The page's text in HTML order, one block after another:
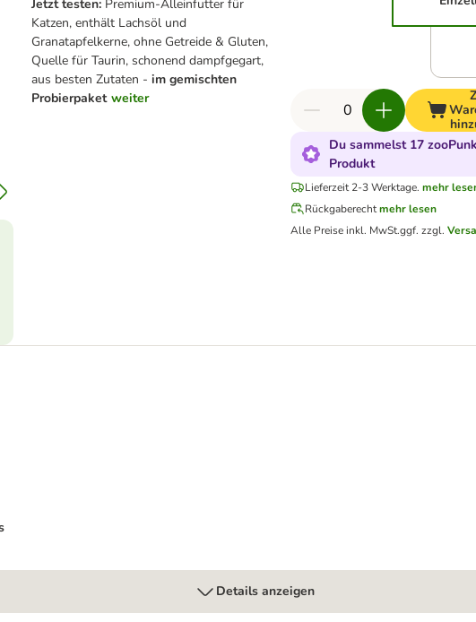
Jetzt testen: Premium-Alleinfutter für
Katzen, enthält Lachsöl und
Granatapfelkerne, ohne Getreide & Gluten,
Quelle für Taurin, schonend dampfgegart,
aus besten Zutaten - im gemischten
Probierpaket weiter
Du sammelst 17
Produkt
Lieferzeit 2-3 Werktage. mehr
Rückgaberechtmehr lesen
Alle Preise inkl. MwSt.ggf. zzgl.
Snacks
Details anzeigen